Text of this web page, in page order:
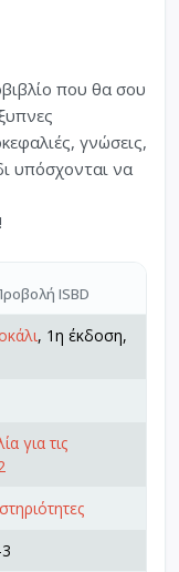
που θα σου
γνώσεις,
υπόσχονται να
ISBD
, 1η έκδοση,
για τις